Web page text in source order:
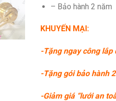
– Bảo hành 2 năm
KHUYẾN MẠI:
-Tặng ngay công
-Tặng gói bảo hành
-Giảm giá “lưới an